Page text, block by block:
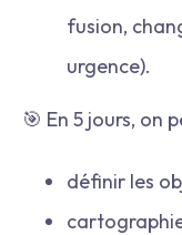
fusion,
urgence).
🎯 En 5 jours, on
définir les